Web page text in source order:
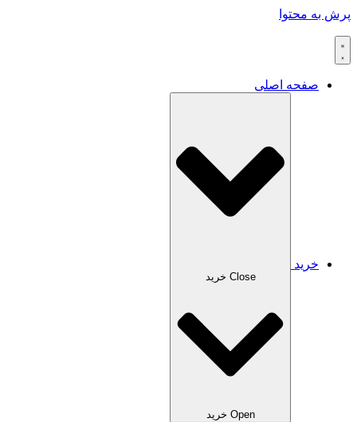
پرش به محتوا
صفحه اصلی
خرید
Close خرید
Open خرید